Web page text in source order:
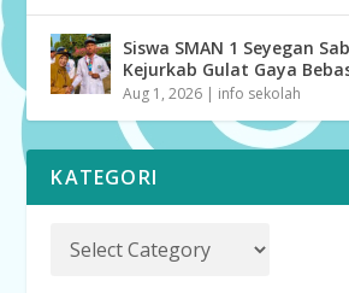
Siswa SMAN 1 Seyegan
Kejurkab Gulat Gaya
Aug 1, 2026 | info sekolah
KATEGORI